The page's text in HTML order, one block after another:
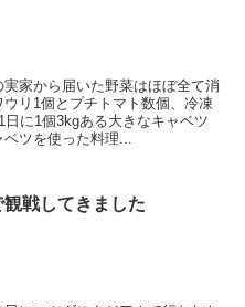
家から届いた野菜はほぼ全て消
リ1個とプチトマト数個、冷凍
に1個3kgある大きなキャベツ
ツを使った料理...
観戦してきました